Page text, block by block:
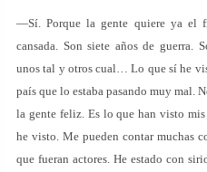
—Sí. Porque la gente quiere ya el
cansada. Son siete años de guerra.
unos tal y otros cual… Lo que sí he
país que lo estaba pasando muy mal.
la gente feliz. Es lo que han visto
he visto. Me pueden contar muchas
que fueran actores. He estado con